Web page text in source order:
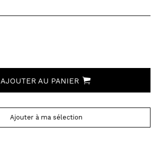
AJOUTER AU PANIER
Ajouter à ma sélection